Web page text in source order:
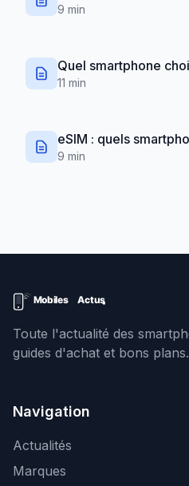
9 min
Quel smartphone
11 min
eSIM : quels
9 min
Toute l'actualité des
guides d'achat et bons plans.
Navigation
Actualités
Marques